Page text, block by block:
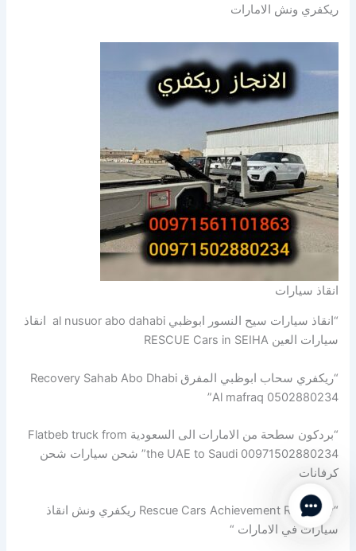
ريكفري ونش الامارات
انقاذ سيارات
“انقاذ سيارات سيح النسور ابوظبي al nusuor abo dahabi انقاذ
سيارات العين RESCUE Cars in SEIHA
“ريكفري سحاب ابوظبي المفرق Recovery Sahab Abo Dhabi
Al mafraq 0502880234”
“بردكون سطحة من الامارات الى السعودية Flatbeb truck from
the UAE to Saudi 00971502880234” شحن سيارات شحن
كرفانات
“Rescue Cars Achievement Recovery ريكفري ونش انقاذ
سيارات في الامارات “
Contact Us